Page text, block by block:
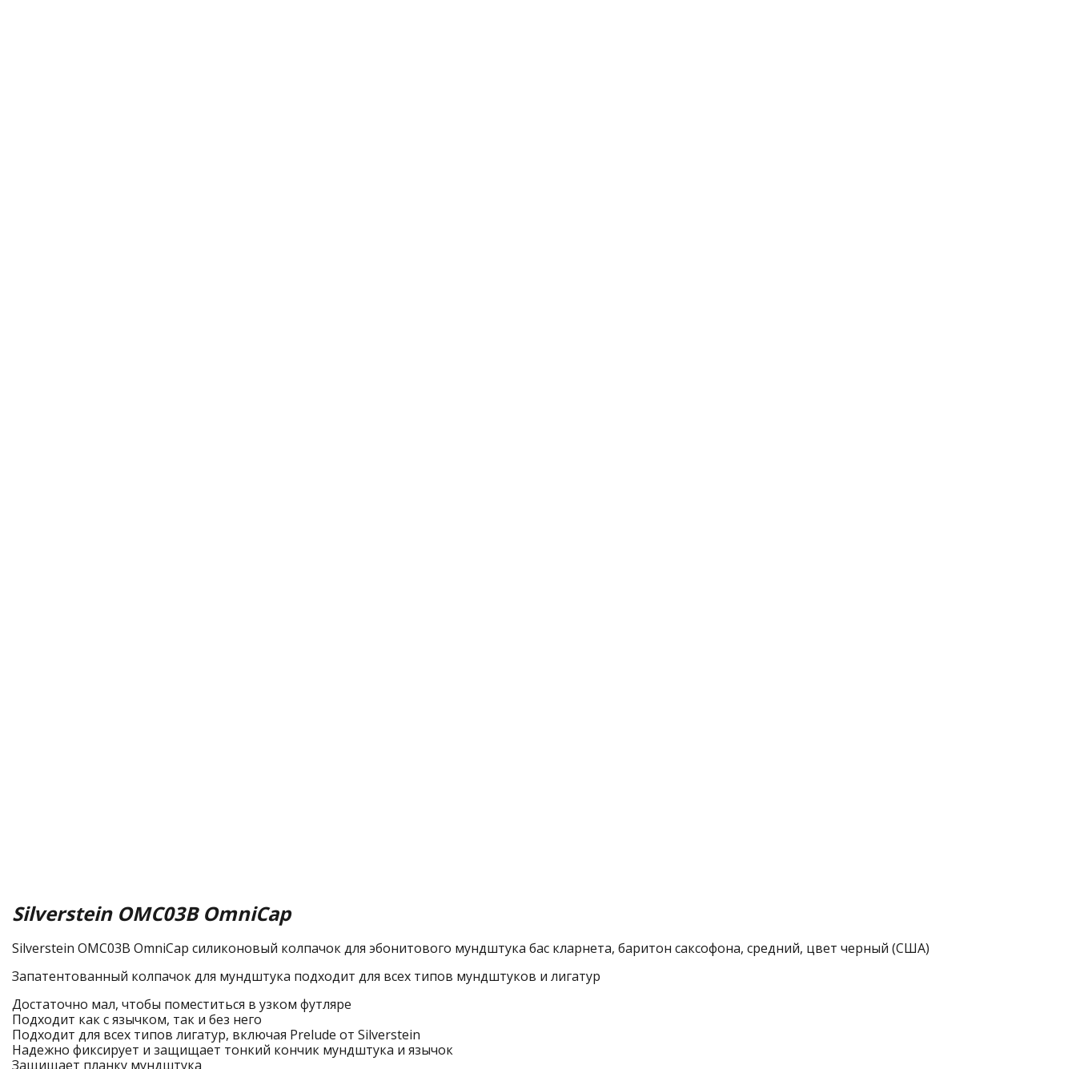
Silverstein OMC03B OmniCap
Silverstein OMC03B OmniCap силиконовый колпачок для эбонитового мундштука бас кларнета, баритон саксофона, средний, цвет черный (США)
Запатентованный колпачок для мундштука подходит для всех типов мундштуков и лигатур
Достаточно мал, чтобы поместиться в узком футляре
Подходит как с язычком, так и без него
Подходит для всех типов лигатур, включая Prelude от Silverstein
Надежно фиксирует и защищает тонкий кончик мундштука и язычок
Защищает планку мундштука